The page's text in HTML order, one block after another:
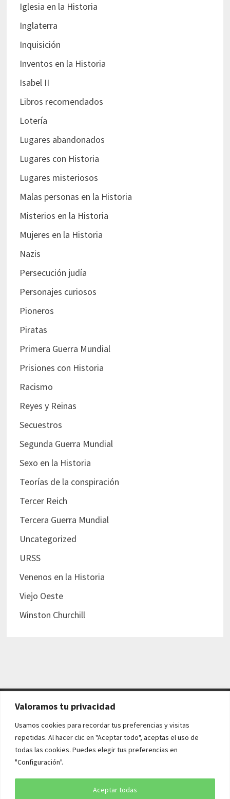
Valoramos tu privacidad
Usamos cookies para recordar tus preferencias y visitas
repetidas. Al hacer clic en "Aceptar todo", aceptas el uso de
todas las cookies. Puedes elegir tus preferencias en
"Configuración".
Aceptar todas
Iglesia en la Historia
Inglaterra
Inquisición
Inventos en la Historia
Isabel II
Libros recomendados
Lotería
Lugares abandonados
Lugares con Historia
Lugares misteriosos
Malas personas en la Historia
Misterios en la Historia
Mujeres en la Historia
Nazis
Persecución judía
Personajes curiosos
Pioneros
Piratas
Primera Guerra Mundial
Prisiones con Historia
Racismo
Reyes y Reinas
Secuestros
Segunda Guerra Mundial
Sexo en la Historia
Teorías de la conspiración
Tercer Reich
Tercera Guerra Mundial
Uncategorized
URSS
Venenos en la Historia
Viejo Oeste
Winston Churchill
AVISO LEGAL Y POLÍTICAS
Aviso legal
Política de cookies